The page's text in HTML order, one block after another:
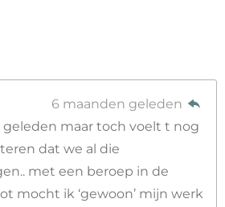
6 maanden geleden
geleden maar toch voelt t nog
dat we al die
met een beroep in de
mocht ik ‘gewoon’ mijn werk